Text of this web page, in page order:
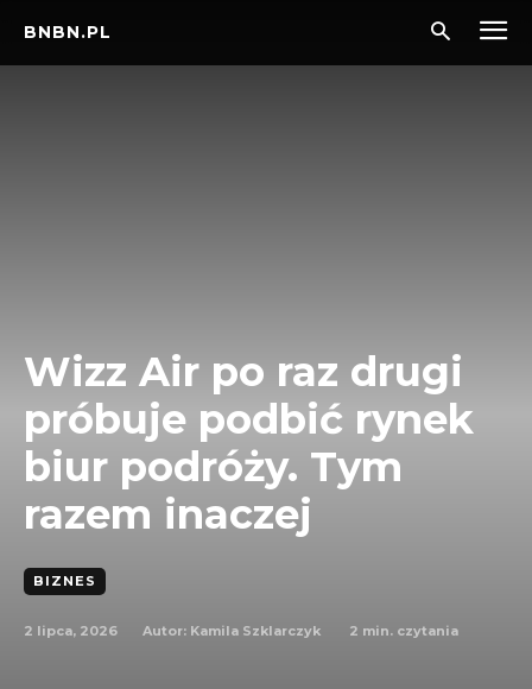
BNBN.PL
Wizz Air po raz drugi
próbuje podbić rynek
biur podróży. Tym
razem inaczej
BIZNES
2 lipca, 2026 Autor: Kamila Szklarczyk 2 min. czytania